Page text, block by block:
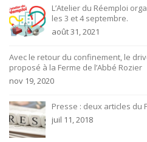
L’Atelier du Réemploi
les 3 et 4 septembre.
août 31, 2021
Avec le retour du confinement, le
proposé à la Ferme de l’Abbé Rozier
nov 19, 2020
Presse : deux articles du
juil 11, 2018